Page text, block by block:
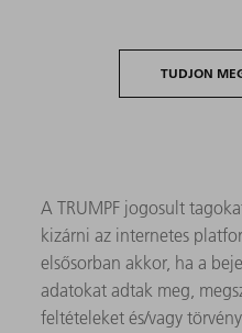
TUDJON
A TRUMPF jogosult
kizárni az internetes
elsősorban akkor, ha a
adatokat adtak meg,
feltételeket és/vagy